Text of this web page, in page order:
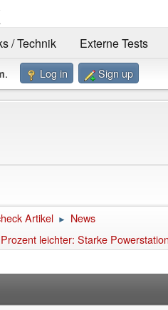
/ Technik Externe Tests
. Log in Sign up
Artikel ► News
leichter: Starke